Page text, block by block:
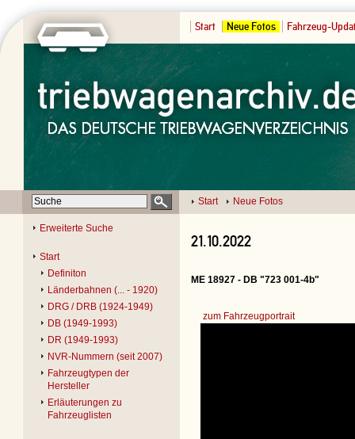
Start Neue Fotos Fahrzeug-
Start Neue Fotos
Erweiterte Suche
Start
Definiton
Länderbahnen (... - 1920)
DRG / DRB (1924-1949)
DB (1949-1993)
DR (1949-1993)
NVR-Nummern (seit 2007)
Fahrzeugtypen der
Hersteller
Erläuterungen zu
Fahrzeuglisten
21.10.2022
ME 18927 - DB "723 001-4b"
zum Fahrzeugportrait